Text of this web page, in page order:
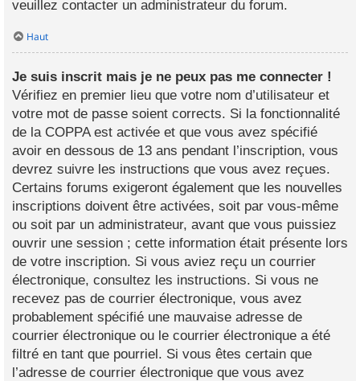
veuillez contacter un administrateur du forum.
Haut
Je suis inscrit mais je ne peux pas me connecter !
Vérifiez en premier lieu que votre nom d’utilisateur et
votre mot de passe soient corrects. Si la fonctionnalité
de la COPPA est activée et que vous avez spécifié
avoir en dessous de 13 ans pendant l’inscription, vous
devrez suivre les instructions que vous avez reçues.
Certains forums exigeront également que les nouvelles
inscriptions doivent être activées, soit par vous-même
ou soit par un administrateur, avant que vous puissiez
ouvrir une session ; cette information était présente lors
de votre inscription. Si vous aviez reçu un courrier
électronique, consultez les instructions. Si vous ne
recevez pas de courrier électronique, vous avez
probablement spécifié une mauvaise adresse de
courrier électronique ou le courrier électronique a été
filtré en tant que pourriel. Si vous êtes certain que
l’adresse de courrier électronique que vous avez